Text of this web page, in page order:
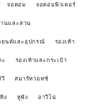
จอคอม จอคอมพิวเตอร์
นและสวน
ยนต์และอุปกรณ์ รองเท้า
รองเท้าและกระเป๋า
สมาร์ทวอทช์
ง หูฟัง อาวีโน่